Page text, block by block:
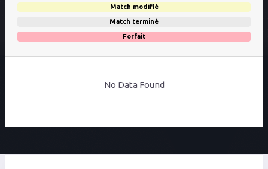
Match modifié
Match terminé
Forfait
No Data Found